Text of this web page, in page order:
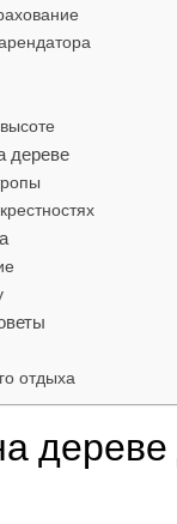
дереве
отдыха